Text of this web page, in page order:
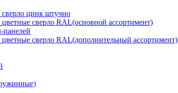
цинк штучно
сверло RAL(основной ассортимент)
панелей
сверло RAL(дополнительный ассортимент)